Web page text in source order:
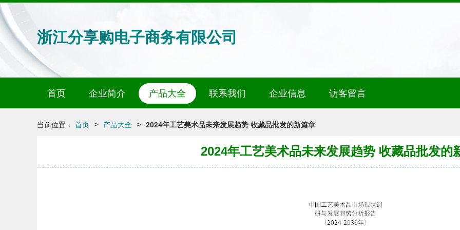
浙江分享购电子商务有限公司
首页 企业简介 产品大全 联系我们 企业信息 访客留言
当前位置： 首页 > 产品大全 > 2024年工艺美术品未来发展趋势 收藏品批发的新篇章
2024年工艺美术品未来发展趋势 收藏品批发的